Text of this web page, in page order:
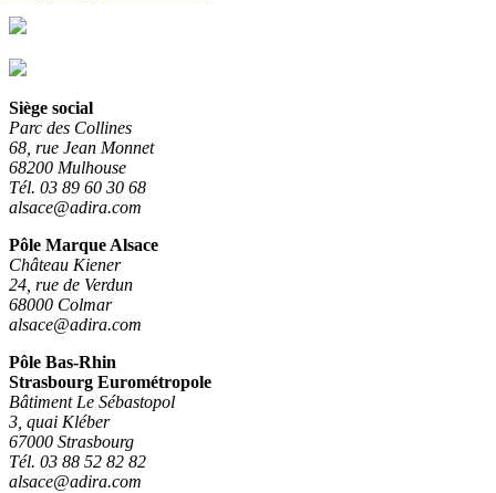
Siège social
Parc des Collines
68, rue Jean Monnet
68200 Mulhouse
Tél. 03 89 60 30 68
alsace@adira.com
Pôle Marque Alsace
Château Kiener
24, rue de Verdun
68000 Colmar
alsace@adira.com
Pôle Bas-Rhin
Strasbourg Eurométropole
Bâtiment Le Sébastopol
3, quai Kléber
67000 Strasbourg
Tél. 03 88 52 82 82
alsace@adira.com